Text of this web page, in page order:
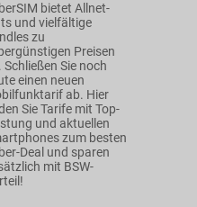
bietet Allnet-
und vielfältige
zu
Preisen
Schließen Sie noch
einen neuen
ab. Hier
Sie Tarife mit Top-
und aktuellen
zum besten
Deal und sparen
mit BSW-